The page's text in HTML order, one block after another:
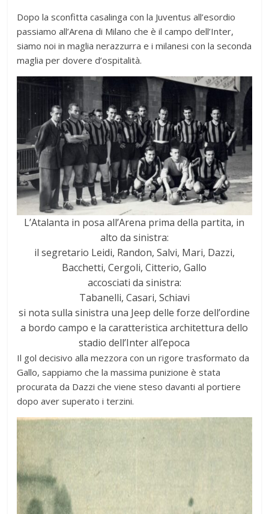
Dopo la sconfitta casalinga con la Juventus all’esordio
passiamo all’Arena di Milano che è il campo dell’Inter,
siamo noi in maglia nerazzurra e i milanesi con la seconda
maglia per dovere d’ospitalità.
L’Atalanta in posa all’Arena prima della partita, in
alto da sinistra:
il segretario Leidi, Randon, Salvi, Mari, Dazzi,
Bacchetti, Cergoli, Citterio, Gallo
accosciati da sinistra:
Tabanelli, Casari, Schiavi
si nota sulla sinistra una Jeep delle forze dell’ordine
a bordo campo e la caratteristica architettura dello
stadio dell’Inter all’epoca
Il gol decisivo alla mezzora con un rigore trasformato da
Gallo, sappiamo che la massima punizione è stata
procurata da Dazzi che viene steso davanti al portiere
dopo aver superato i terzini.